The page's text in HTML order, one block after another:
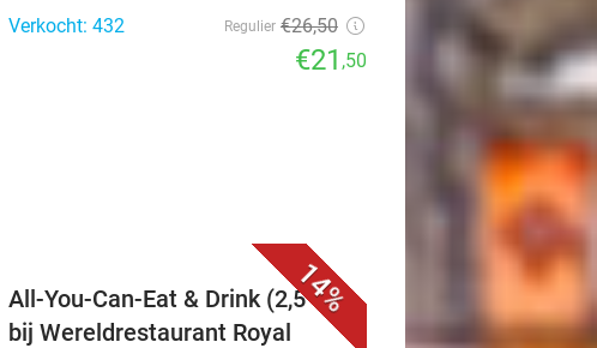
Verkocht: 432 Regulier €26,50
€21 ,50
14%
All-You-Can-Eat & Drink (2,5 uur)
bij Wereldrestaurant Royal